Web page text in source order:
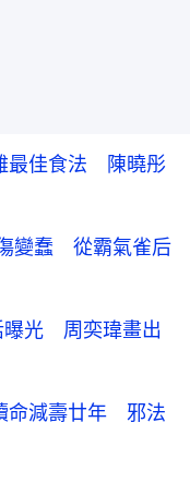
最佳食法 陳曉彤
變蠢 從霸氣雀后
曝光 周奕瑋畫出
命減壽廿年 邪法